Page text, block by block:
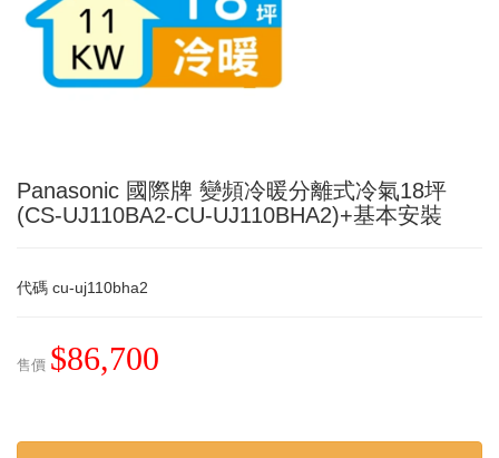
Panasonic 國際牌 變頻冷暖分離式冷氣18坪
(CS-UJ110BA2-CU-UJ110BHA2)+基本安裝
代碼 cu-uj110bha2
售價 $86,700